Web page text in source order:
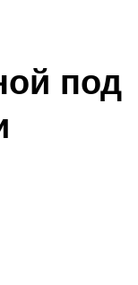
под